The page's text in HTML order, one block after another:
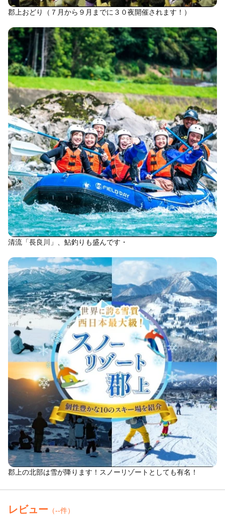
郡上おどり（７月から９月までに３０夜開催されます！）
清流「長良川」、鮎釣りも盛んです・
郡上の北部は雪が降ります！スノーリゾートとしても有名！
レビュー （--件）